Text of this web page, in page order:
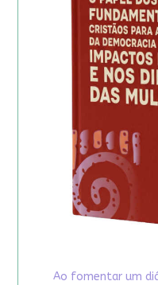
Ao fomentar um